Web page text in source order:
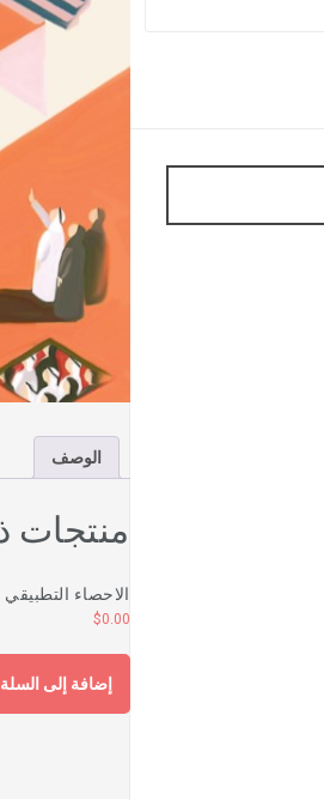
الوصف
منتجات
الاحصاء التطبيقي
$0.00
إضافة إلى السلة